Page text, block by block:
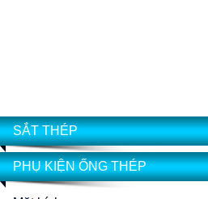
SẮT THÉP
PHỤ KIỆN ỐNG THÉP